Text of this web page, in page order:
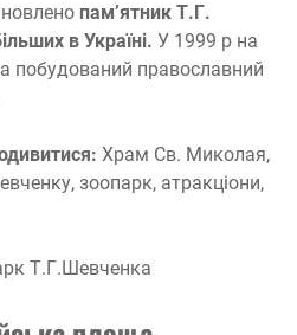
пам’ятник Т.Г.
в Україні. У 1999 р на
побудований православний
Храм Св. Миколая,
зоопарк, атракціони,
Т.Г.Шевченка